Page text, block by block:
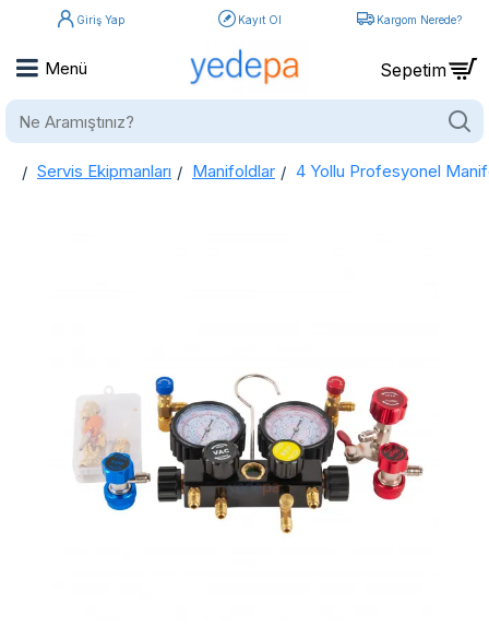
Giriş Yap Kayıt Ol Kargom Nerede?
Ne
home
Servis Ekipmanları Manifoldlar 4 Yollu Profesyonel